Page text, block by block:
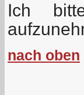
Ich
nach oben